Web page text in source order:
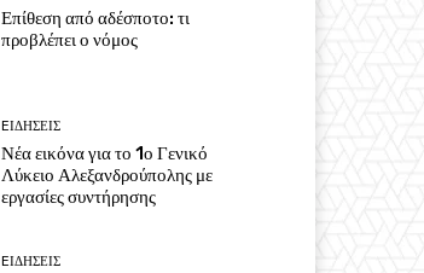
Επίθεση από αδέσποτο: τι
προβλέπει ο νόμος
EΙΔΗΣΕΙΣ
Νέα εικόνα για το 1ο Γενικό
Λύκειο Αλεξανδρούπολης με
εργασίες συντήρησης
EΙΔΗΣΕΙΣ